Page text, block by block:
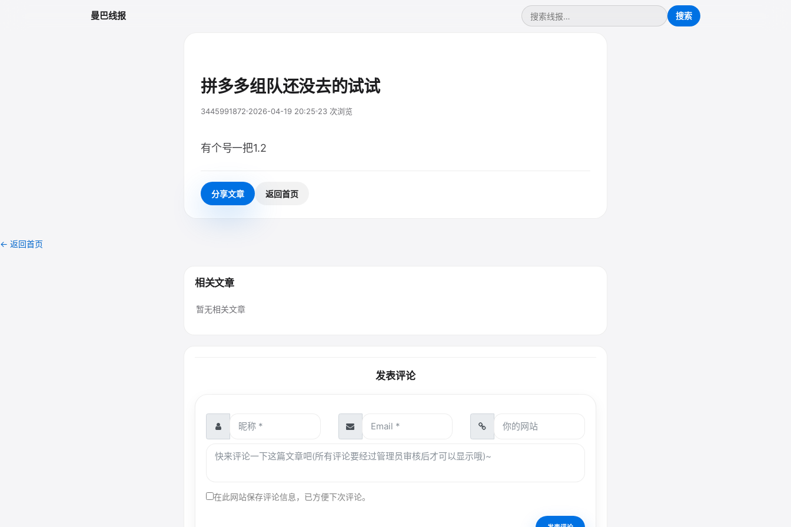
曼巴线报
拼多多组队还没去的试试
3445991872 2026-04-19 20:25 23 次浏览
有个号一把1.2
分享文章 返回首页
← 返回首页
相关文章
暂无相关文章
发表评论
在此网站保存评论信息，已方便下次评论。